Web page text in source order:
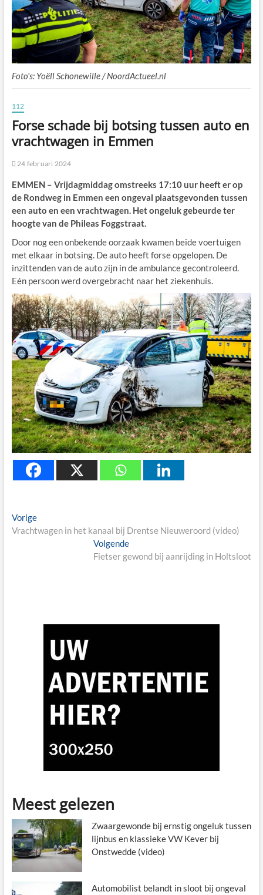
Foto's: Yoëll Schonewille / NoordActueel.nl
112
Forse schade bij botsing tussen auto en
vrachtwagen in Emmen
24 februari 2024
EMMEN – Vrijdagmiddag omstreeks 17:10 uur heeft er op
de Rondweg in Emmen een ongeval plaatsgevonden tussen
een auto en een vrachtwagen. Het ongeluk gebeurde ter
hoogte van de Phileas Foggstraat.
Door nog een onbekende oorzaak kwamen beide voertuigen
met elkaar in botsing. De auto heeft forse opgelopen. De
inzittenden van de auto zijn in de ambulance gecontroleerd.
Eén persoon werd overgebracht naar het ziekenhuis.
Berichtnavigatie
VorigePrevious
post:
Vrachtwagen in het kanaal bij Drentse Nieuweroord (video)
VolgendeNext
post:
Fietser gewond bij aanrijding in Holtsloot
Meest gelezen
Zwaargewonde bij ernstig ongeluk tussen
lijnbus en klassieke VW Kever bij
Onstwedde (video)
Automobilist belandt in sloot bij ongeval